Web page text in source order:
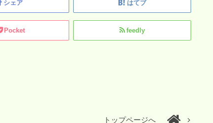
シェア はてブ
Pocket feedly
トップページへ